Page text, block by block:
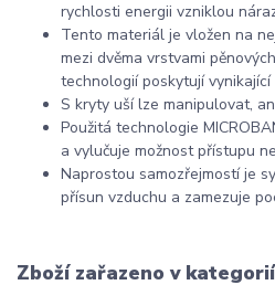
rychlosti energii vzniklou
Tento materiál je vložen na
mezi dvěma vrstvami
technologií poskytují
S kryty uší lze manipulovat,
Použitá technologie
a vylučuje možnost přístupu
Naprostou samozřejmostí je
přísun vzduchu a zamezuje
Zboží zařazeno v